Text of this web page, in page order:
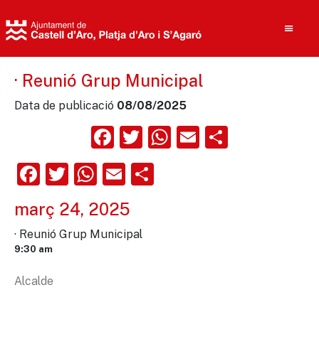
· Reunió Grup Municipal
Data de publicació 08/08/2025
Facebook
Twitter
WhatsApp
Email
Facebook
Twitter
WhatsApp
Email
març 24, 2025
· Reunió Grup Municipal
9:30 am
Alcalde